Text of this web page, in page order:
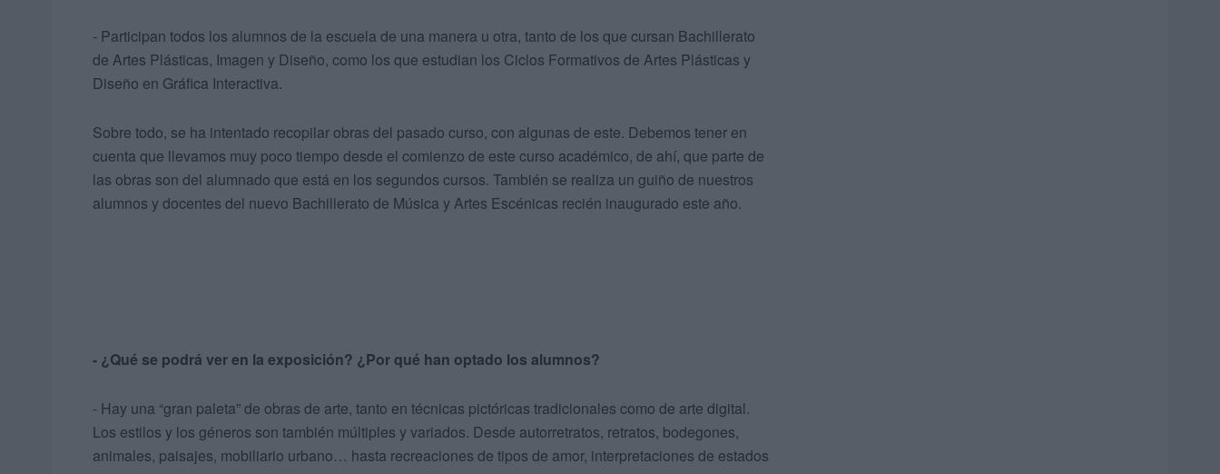
- Participan todos los alumnos de la escuela de una manera u otra, tanto de los que cursan Bachillerato
de Artes Plásticas, Imagen y Diseño, como los que estudian los Ciclos Formativos de Artes Plásticas y
Diseño en Gráfica Interactiva.
Sobre todo, se ha intentado recopilar obras del pasado curso, con algunas de este. Debemos tener en
cuenta que llevamos muy poco tiempo desde el comienzo de este curso académico, de ahí, que parte de
las obras son del alumnado que está en los segundos cursos. También se realiza un guiño de nuestros
alumnos y docentes del nuevo Bachillerato de Música y Artes Escénicas recién inaugurado este año.
- ¿Qué se podrá ver en la exposición? ¿Por qué han optado los alumnos?
- Hay una “gran paleta” de obras de arte, tanto en técnicas pictóricas tradicionales como de arte digital.
Los estilos y los géneros son también múltiples y variados. Desde autorretratos, retratos, bodegones,
animales, paisajes, mobiliario urbano… hasta recreaciones de tipos de amor, interpretaciones de estados